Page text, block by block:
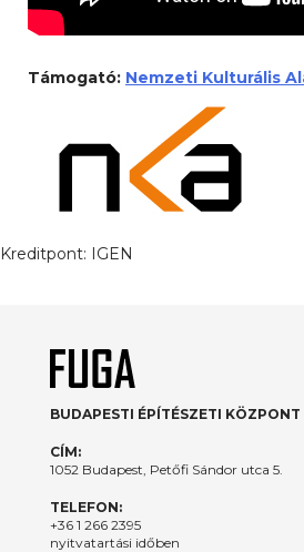
Támogató: Nemzeti Kulturális
Kreditpont: IGEN
BUDAPESTI ÉPÍTÉSZETI KÖZPONT
CÍM:
1052 Budapest, Petőfi Sándor utca 5.
TELEFON:
+36 1 266 2395
nyitvatartási időben